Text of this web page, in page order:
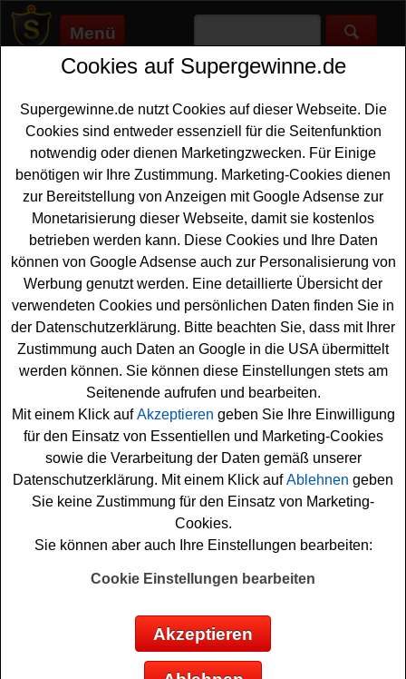
Menü
Supergewinne.de>Gewinnspiele>Haus >Haus Gewinnspiel -
Anzeige:
Anzeige:
Haus Gewinnspiel - mit
GewinnArena Traumhaus
gewinnen
Ein grandioses
Gewinnarena.de. Bei der Gemeinschaftsaktion von
ProSieben, SAT.1 und Kabel Eins können Sie ein tolles
Haus gewinnen, das gratis verlost wird. Das ScanHaus
Marlow Fertighaus hat einen Wert von 300000 Euro - und
Damit kann sich der Gewinner auf jeden Fall den Traum
Falls Sie an dem Haus Gewinnspiel von Geewinnareena
kostenlos teilnehmen möchten, müssen Sie sich kurz
Chance sichern. Vielleicht klappt es ja und Sie können
das tolle Haus gewinnen? Viel Glück bei diesem tollen
GewinnArena verlost ein Haus im Wert
Cookies auf Supergewinne.de
Supergewinne.de nutzt Cookies auf dieser Webseite. Die
Cookies sind entweder essenziell für die Seitenfunktion
notwendig oder dienen Marketingzwecken. Für Einige
benötigen wir Ihre Zustimmung. Marketing-Cookies dienen
zur Bereitstellung von Anzeigen mit Google Adsense zur
Monetarisierung dieser Webseite, damit sie kostenlos
betrieben werden kann. Diese Cookies und Ihre Daten
können von Google Adsense auch zur Personalisierung von
Werbung genutzt werden. Eine detaillierte Übersicht der
verwendeten Cookies und persönlichen Daten finden Sie in
der Datenschutzerklärung. Bitte beachten Sie, dass mit Ihrer
Zustimmung auch Daten an Google in die USA übermittelt
werden können. Sie können diese Einstellungen stets am
Seitenende aufrufen und bearbeiten.
Mit einem Klick aufAkzeptieren geben Sie Ihre Einwilligung
für den Einsatz von Essentiellen und Marketing-Cookies
sowie die Verarbeitung der Daten gemäß unserer
Datenschutzerklärung. Mit einem Klick aufAblehnen geben
Sie keine Zustimmung für den Einsatz von Marketing-
Cookies.
Sie können aber auch Ihre Einstellungen bearbeiten:
Cookie Einstellungen bearbeiten
Akzeptieren